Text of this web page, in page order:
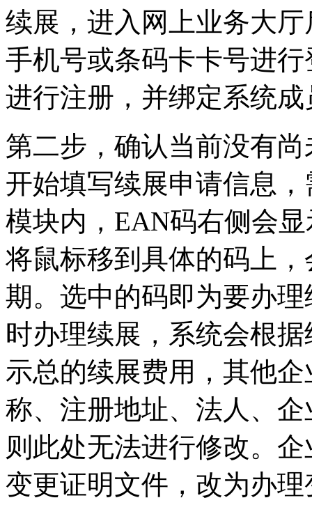
续展，进入网上业务大
手机号或条码卡卡号进
进行注册，并绑定系统
第二步，确认当前没有
开始填写续展申请信息
模块内，EAN码右侧会
将鼠标移到具体的码上
期。选中的码即为要办
时办理续展，系统会根
示总的续展费用，其他
称、注册地址、法人、
则此处无法进行修改。
变更证明文件，改为办